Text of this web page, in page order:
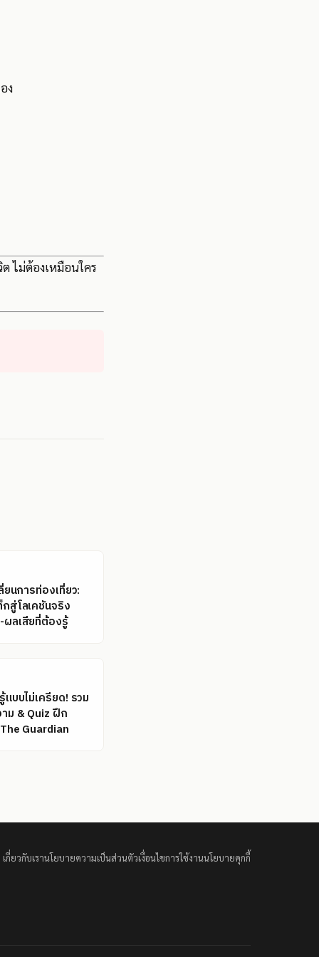
ง
ไม่ต้องเหมือนใคร
ยนการท่องเที่ยว:
สู่โลเคชันจริง
ลเสียที่ต้องรู้
แบบไม่เครียด! รวม
ม & Quiz ฝึก
Guardian
เกี่ยวกับเรานโยบายความเป็นส่วนตัวเงื่อนไขการใช้งานนโยบายคุกกี้